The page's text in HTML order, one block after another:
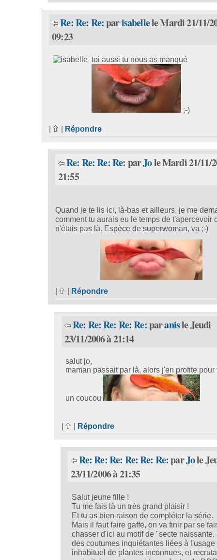
Re: Re: Re:parisabellele Mardi 21/11/
09:23
toi aussi tu nous as manqué
;-)
| Répondre
Re: Re: Re: Re: parJole Mardi 21/11/
21:55
Quand je te lis ici, là-bas et ailleurs, je me
comment tu aurais eu le temps de t'apercevoir
n'étais pas là. Espèce de superwoman, va ;-)
Répondre
Re: Re: Re: Re: Re:paranisle Jeudi
23/11/2006 à 21:14
salut jo,
maman passait par là, alors j'en profite pour
un coucou
Répondre
Re: Re: Re: Re: Re: Re:parJole
23/11/2006 à 21:35
Salut jeune fille !
Tu me fais là un très grand plaisir !
Et tu as bien raison de compléter la série.
Mais il faut faire gaffe, on va finir par se
chasser d'ici au motif de "secte naissante,
des coutumes inquiétantes liées à l'usage
inhabituel de plantes inconnues, et